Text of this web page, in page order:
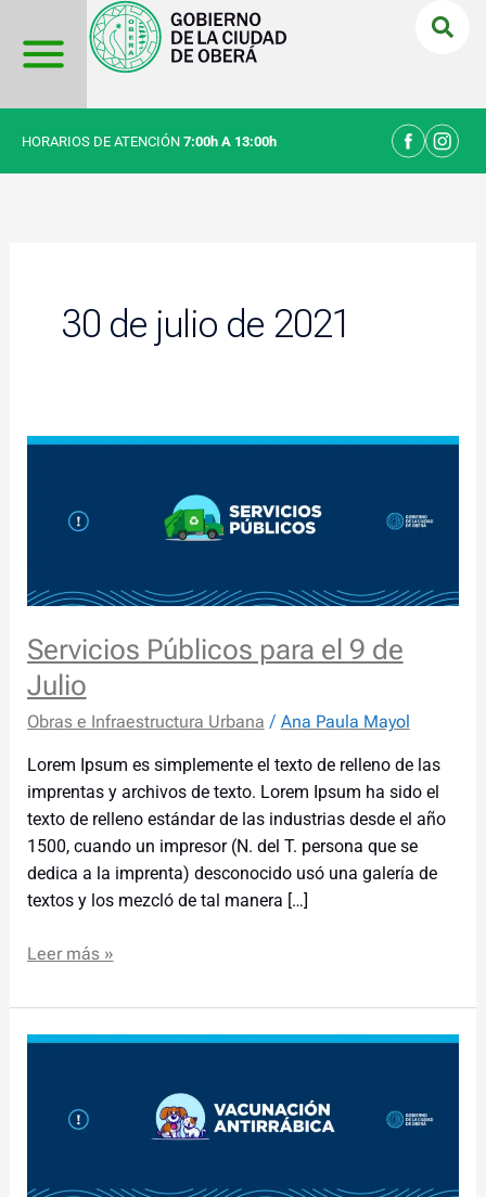
contenido
HORARIOS DE ATENCIÓN 7:00h A 13:00h
30 de julio de 2021
Servicios Públicos para el 9 de
Julio
Obras e Infraestructura Urbana / Ana Paula Mayol
Lorem Ipsum es simplemente el texto de relleno de las
imprentas y archivos de texto. Lorem Ipsum ha sido el
texto de relleno estándar de las industrias desde el año
1500, cuando un impresor (N. del T. persona que se
dedica a la imprenta) desconocido usó una galería de
textos y los mezcló de tal manera […]
Servicios
Julio
Leer más »
Este